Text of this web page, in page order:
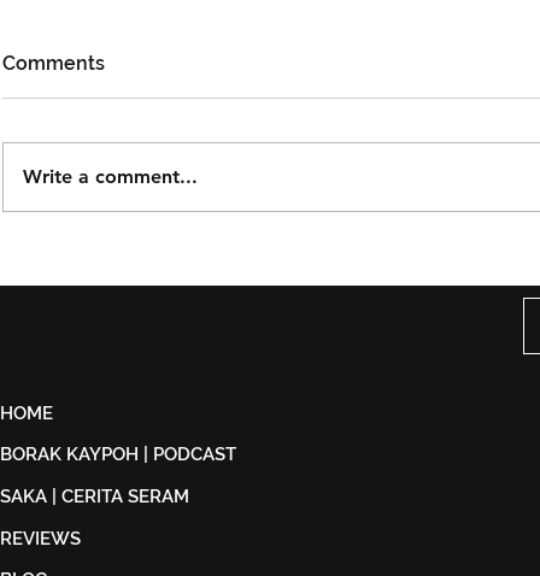
Suwito
Comments
Write a comment...
HOME
BORAK KAYPOH | PODCAST
SAKA | CERITA SERAM
REVIEWS